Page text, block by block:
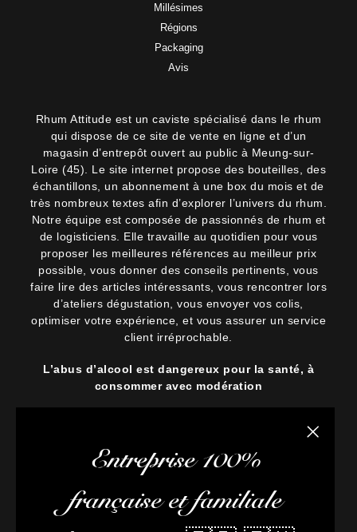
Fermer
Entreprise 100%
française et familiale
Millésimes
Régions
Packaging
Avis
Rhum Attitude est un caviste spécialisé dans le rhum
qui dispose de ce site de vente en ligne et d’un
magasin d’entrepôt ouvert au public à Meung-sur-
Loire (45). Le site internet propose des bouteilles, des
échantillons, un abonnement à une box du mois et de
très nombreux textes afin d’explorer l’univers du rhum.
Notre équipe est composée de passionnés de rhum et
de logisticiens. Elle travaille au quotidien pour vous
proposer les meilleures références au meilleur prix
possible, vous donner des conseils pertinents, vous
faire lire des articles intéressants, vous rencontrer lors
d’ateliers dégustation, vous envoyer vos colis,
optimiser votre expérience, et vous assurer un service
client irréprochable.
L’abus d’alcool est dangereux pour la santé, à
consommer avec modération